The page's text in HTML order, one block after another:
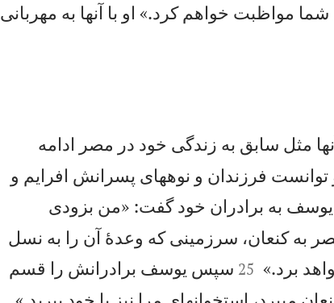
مواظبت خواهم كرد.» او با آنها به مهربانی
مثل سابق به زندگی خود در مصر ادامه
فرزندان و نوههای پسرانش افرايم و
يوسف به برادران خود گفت: «من بزودی
به كنعان، سرزمينی كه وعدهٔ آن را به نسل
برد.»

25 سپس يوسف برادرانش را قسم
